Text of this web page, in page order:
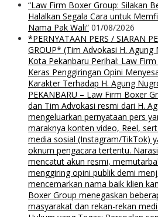
“Law Firm Boxer Group: Silakan
Halalkan Segala Cara untuk
Nama Pak Wali” 01/08/2026
*PERNYATAAN PERS / SIARAN
GROUP* (Tim Advokasi H. Agung
Kota Pekanbaru Perihal: Law
Keras Penggiringan Opini
Karakter Terhadap H. Agung
PEKANBARU – Law Firm Boxer
dan Tim Advokasi resmi dari H.
mengeluarkan pernyataan pers
maraknya konten video, Reel,
media sosial (Instagram/TikTok)
oknum pengacara tertentu.
mencatut akun resmi,
menggiring opini publik demi
mencemarkan nama baik klien
Boxer Group menegaskan
masyarakat dan rekan-rekan